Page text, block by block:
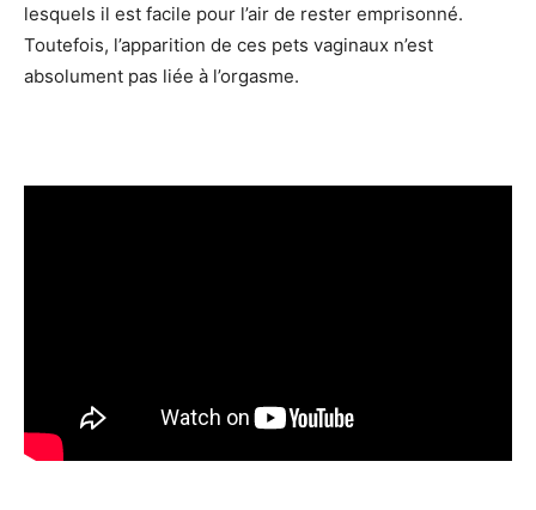
lesquels il est facile pour l’air de rester emprisonné.
Toutefois, l’apparition de ces pets vaginaux n’est
absolument pas liée à l’orgasme.